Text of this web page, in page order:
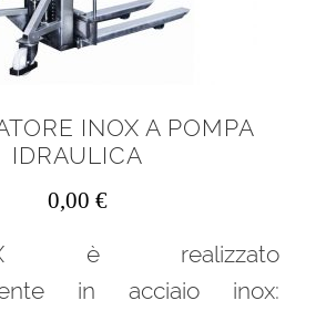
INOX A POMPA
IDRAULICA
0,00 €
è realizzato
in acciaio inox: